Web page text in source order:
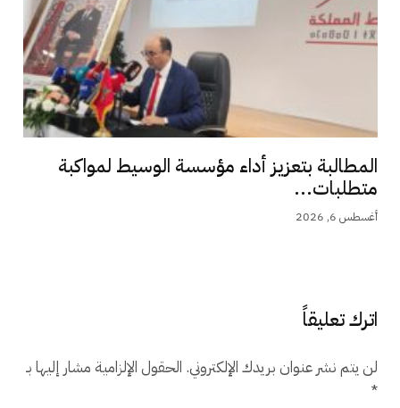
المطالبة بتعزيز أداء مؤسسة الوسيط لمواكبة
متطلبات...
أغسطس 6, 2026
اترك تعليقاً
لن يتم نشر عنوان بريدك الإلكتروني. الحقول الإلزامية مشار إليها بـ
*